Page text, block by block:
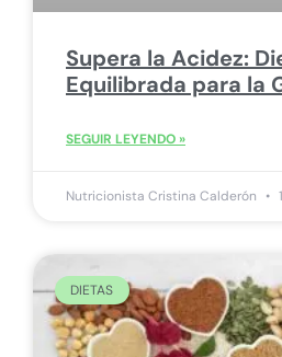
Supera la Acidez:
Equilibrada para la
SEGUIR LEYENDO »
Nutricionista Cristina Calderón
DIETAS